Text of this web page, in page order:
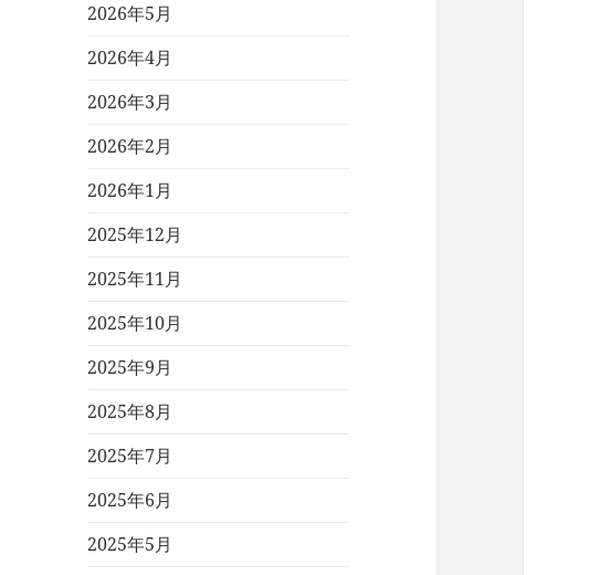
2026年5月
2026年4月
2026年3月
2026年2月
2026年1月
2025年12月
2025年11月
2025年10月
2025年9月
2025年8月
2025年7月
2025年6月
2025年5月